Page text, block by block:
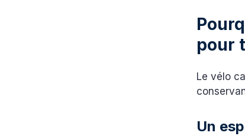
pour
Le vélo
Un